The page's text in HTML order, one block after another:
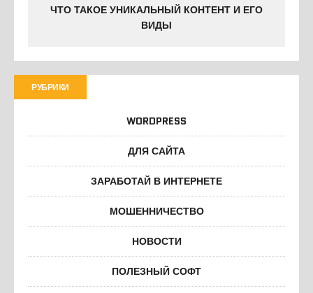
ЧТО ТАКОЕ УНИКАЛЬНЫЙ КОНТЕНТ И ЕГО
ВИДЫ
РУБРИКИ
WORDPRESS
ДЛЯ САЙТА
ЗАРАБОТАЙ В ИНТЕРНЕТЕ
МОШЕННИЧЕСТВО
НОВОСТИ
ПОЛЕЗНЫЙ СОФТ